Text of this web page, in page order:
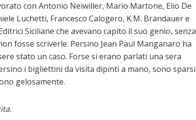
con Antonio Neiwiller, Mario Martone, Elio De
Luchetti, Francesco Calogero, K.M. Brandauer e
Siciliane che avevano capito il suo genio, senza
fosse scriverle. Persino Jean Paul Manganaro ha
stato un caso. Forse si erano parlati una sera
i bigliettini da visita dipinti a mano, sono sparsi
gelosamente.